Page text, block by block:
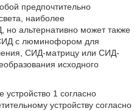
предпочтительно
наиболее
но альтернативно может также
с люминофором для
СИД-матрицу или СИД-
исходного
устройство 1 согласно
устройству согласно